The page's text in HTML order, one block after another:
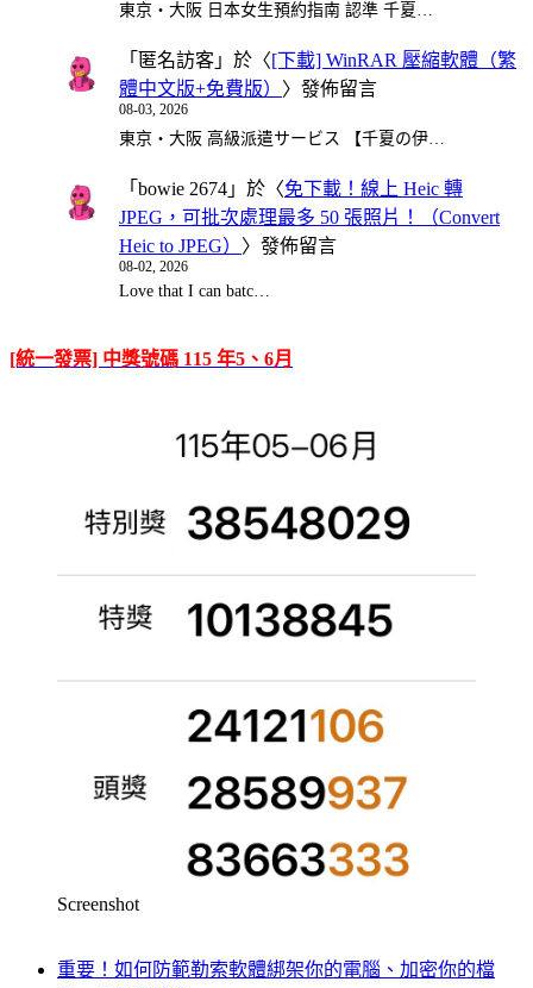
東京・大阪 日本女生預約指南 認準 千夏…
「 匿名訪客 」於〈[下載] WinRAR 壓縮軟體（繁
體中文版+免費版） 〉發佈留言
08-03, 2026
東京・大阪 高級派遣サービス 【千夏の伊…
「 bowie 2674 」於〈免下載！線上 Heic 轉
JPEG，可批次處理最多 50 張照片！（Convert
Heic to JPEG） 〉發佈留言
08-02, 2026
Love that I can batc…
[統一發票] 中獎號碼 115 年5、6月
Screenshot
重要！如何防範勒索軟體綁架你的電腦、加密你的檔